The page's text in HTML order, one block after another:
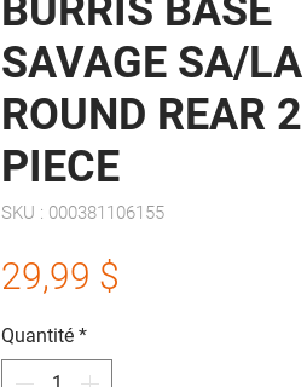
BURRIS BASE
SAVAGE SA/LA
ROUND REAR 2
PIECE
SKU : 000381106155
29,99 $
Quantité *